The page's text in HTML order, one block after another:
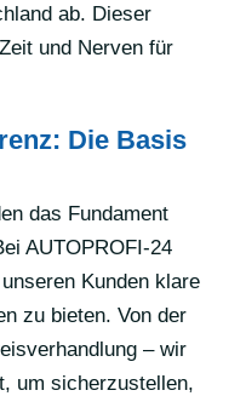
ab. Dieser
und Nerven für
Die Basis
das Fundament
AUTOPROFI-24
Kunden klare
zu bieten. Von der
– wir
um sicherzustellen,